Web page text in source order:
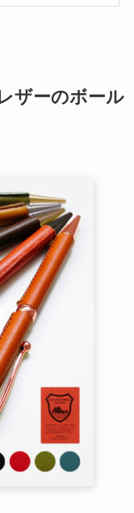
ザーのボール